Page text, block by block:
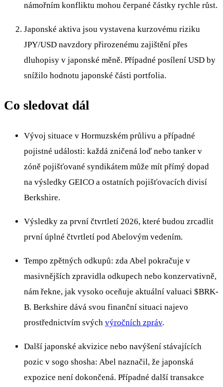
námořním konfliktu mohou čerpané částky rychle růst.
Japonské aktiva jsou vystavena kurzovému riziku
JPY/USD navzdory přirozenému zajištění přes
dluhopisy v japonské měně. Případné posílení USD by
snížilo hodnotu japonské části portfolia.
Co sledovat dál
Vývoj situace v Hormuzském průlivu a případné
pojistné události: každá zničená loď nebo tanker v
zóně pojišťované syndikátem může mít přímý dopad
na výsledky GEICO a ostatních pojišťovacích divisí
Berkshire.
Výsledky za první čtvrtletí 2026, které budou zrcadlit
první úplné čtvrtletí pod Abelovým vedením.
Tempo zpětných odkupů: zda Abel pokračuje v
masivnějších zpravidla odkupech nebo konzervativně,
nám řekne, jak vysoko oceňuje aktuální valuaci $BRK-
B. Berkshire dává svou finanční situaci najevo
prostřednictvím svých výročních zpráv.
Další japonské akvizice nebo navýšení stávajících
pozic v sogo shosha: Abel naznačil, že japonská
expozice není dokončená. Případné další transakce